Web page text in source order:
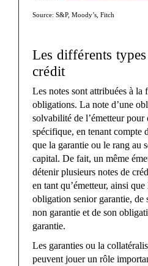
Source: S&P, Moody’s, Fitch
Les différents
crédit
Les notes sont attribuées à la
obligations. La note d’une
solvabilité de l’émetteur pour
spécifique, en tenant compte
que la garantie ou le rang au
capital. De fait, un même
détenir plusieurs notes de
en tant qu’émetteur, ainsi que
obligation senior garantie, de
non garantie et de son
garantie.
Les garanties ou la
peuvent jouer un rôle